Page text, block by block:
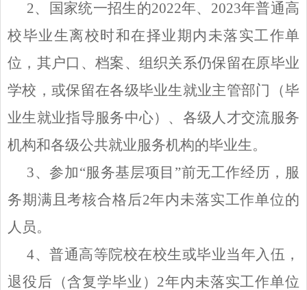
2、国家统一招生的2022年、2023年普通高
校毕业生离校时和在择业期内未落实工作单
位，其户口、档案、组织关系仍保留在原毕业
学校，或保留在各级毕业生就业主管部门（毕
业生就业指导服务中心）、各级人才交流服务
机构和各级公共就业服务机构的毕业生。
3、参加“服务基层项目”前无工作经历，服
务期满且考核合格后2年内未落实工作单位的
人员。
4、普通高等院校在校生或毕业当年入伍，
退役后（含复学毕业）2年内未落实工作单位